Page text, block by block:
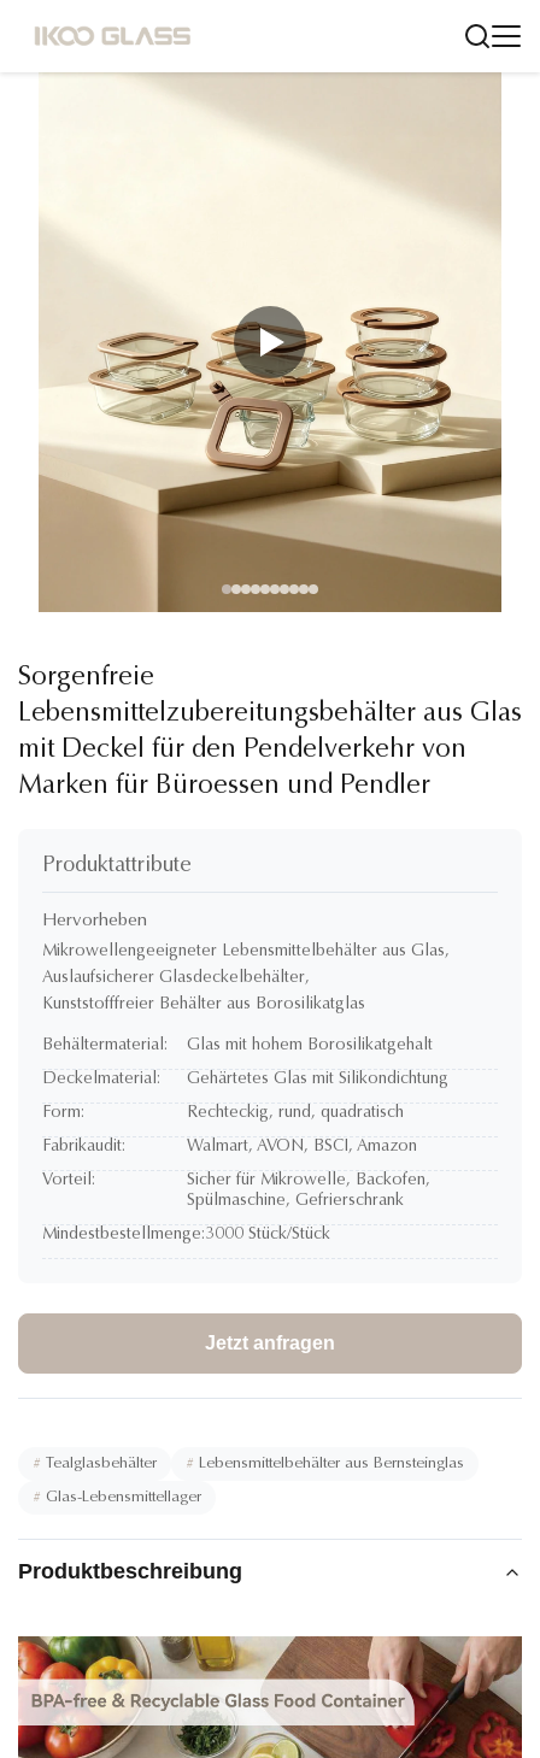
Sorgenfreie
Lebensmittelzubereitungsbehälter aus Glas
mit Deckel für den Pendelverkehr von
Marken für Büroessen und Pendler
Produktattribute
Hervorheben
Mikrowellengeeigneter Lebensmittelbehälter aus Glas,
Auslaufsicherer Glasdeckelbehälter,
Kunststofffreier Behälter aus Borosilikatglas
Behältermaterial:
Glas mit hohem Borosilikatgehalt
Deckelmaterial:
Gehärtetes Glas mit Silikondichtung
Form:
Rechteckig, rund, quadratisch
Fabrikaudit:
Walmart, AVON, BSCI, Amazon
Vorteil:
Sicher für Mikrowelle, Backofen,
Spülmaschine, Gefrierschrank
Mindestbestellmenge:3000 Stück/Stück
Jetzt anfragen
# Tealglasbehälter # Lebensmittelbehälter aus Bernsteinglas
# Glas-Lebensmittellager
Produktbeschreibung